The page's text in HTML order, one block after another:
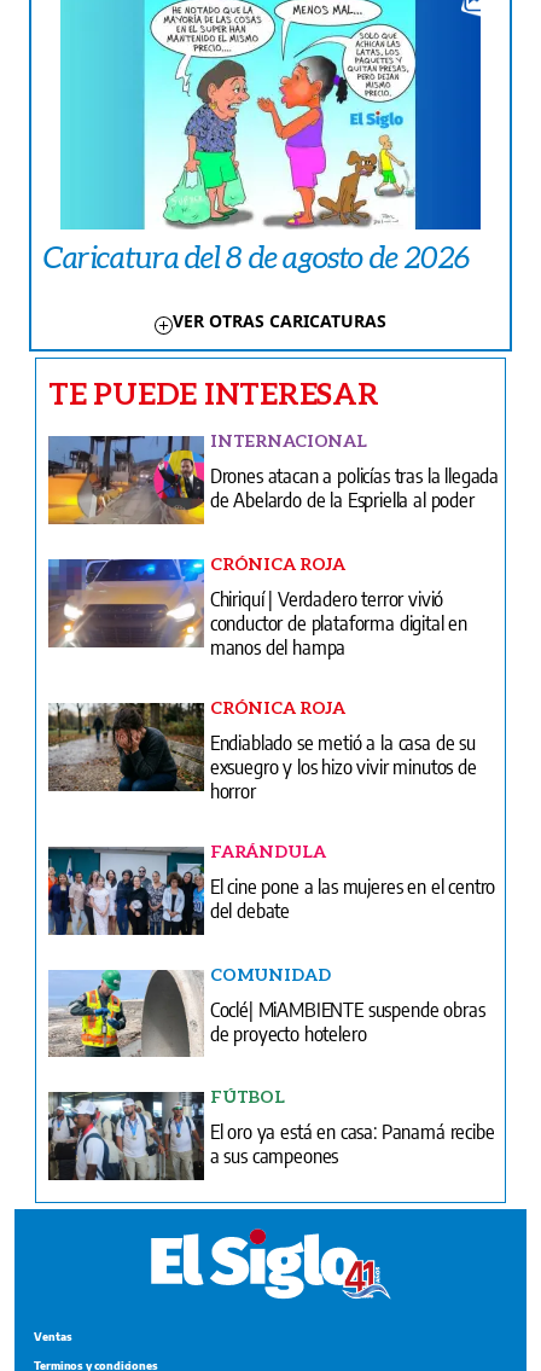
Caricatura del 8 de agosto de 2026
VER OTRAS CARICATURAS
TE PUEDE INTERESAR
INTERNACIONAL
Drones atacan a policías tras la llegada
de Abelardo de la Espriella al poder
CRÓNICA ROJA
Chiriquí | Verdadero terror vivió
conductor de plataforma digital en
manos del hampa
CRÓNICA ROJA
Endiablado se metió a la casa de su
exsuegro y los hizo vivir minutos de
horror
FARÁNDULA
El cine pone a las mujeres en el centro
del debate
COMUNIDAD
Coclé| MiAMBIENTE suspende obras
de proyecto hotelero
FÚTBOL
El oro ya está en casa: Panamá recibe
a sus campeones
Ventas
Terminos y condiciones